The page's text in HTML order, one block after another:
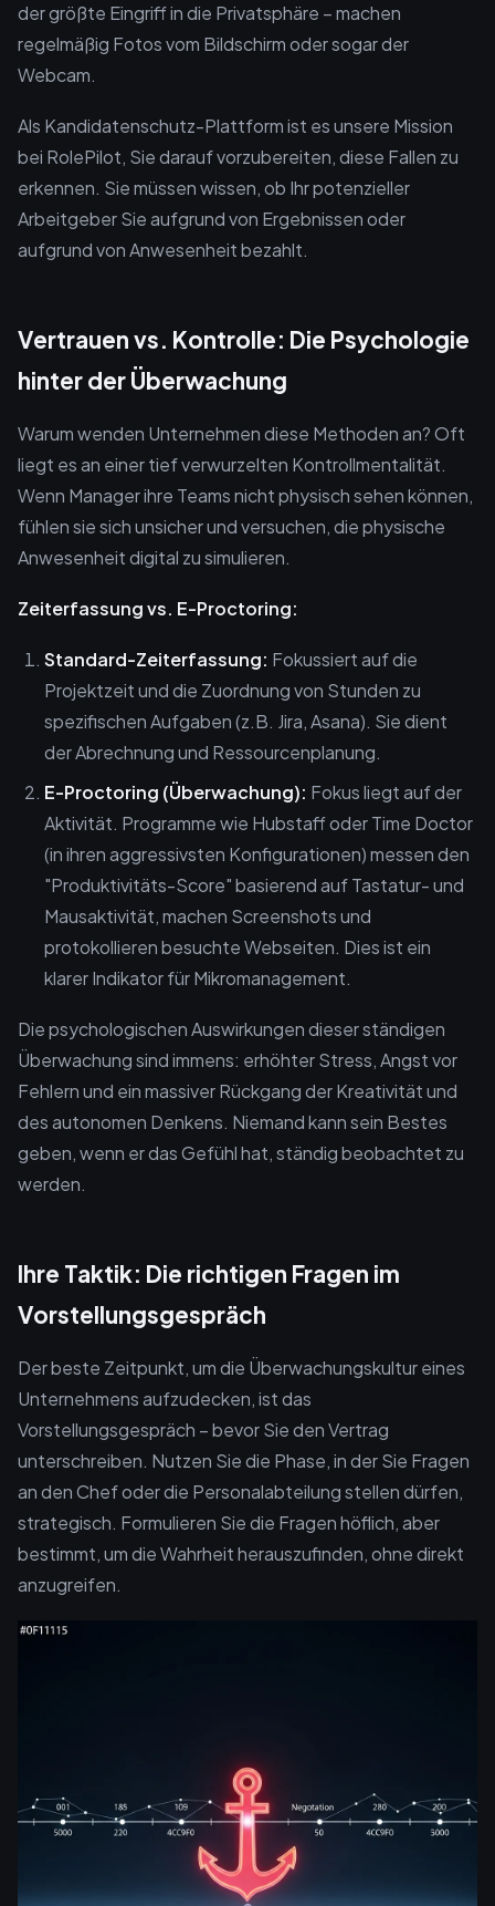
der größte Eingriff in die Privatsphäre – machen
regelmäßig Fotos vom Bildschirm oder sogar der
Webcam.
Als Kandidatenschutz-Plattform ist es unsere Mission
bei RolePilot, Sie darauf vorzubereiten, diese Fallen zu
erkennen. Sie müssen wissen, ob Ihr potenzieller
Arbeitgeber Sie aufgrund von Ergebnissen oder
aufgrund von Anwesenheit bezahlt.
Vertrauen vs. Kontrolle: Die Psychologie
hinter der Überwachung
Warum wenden Unternehmen diese Methoden an? Oft
liegt es an einer tief verwurzelten Kontrollmentalität.
Wenn Manager ihre Teams nicht physisch sehen können,
fühlen sie sich unsicher und versuchen, die physische
Anwesenheit digital zu simulieren.
Zeiterfassung vs. E-Proctoring:
Standard-Zeiterfassung: Fokussiert auf die
Projektzeit und die Zuordnung von Stunden zu
spezifischen Aufgaben (z.B. Jira, Asana). Sie dient
der Abrechnung und Ressourcenplanung.
E-Proctoring (Überwachung): Fokus liegt auf der
Aktivität. Programme wie Hubstaff oder Time Doctor
(in ihren aggressivsten Konfigurationen) messen den
"Produktivitäts-Score" basierend auf Tastatur- und
Mausaktivität, machen Screenshots und
protokollieren besuchte Webseiten. Dies ist ein
klarer Indikator für Mikromanagement.
Die psychologischen Auswirkungen dieser ständigen
Überwachung sind immens: erhöhter Stress, Angst vor
Fehlern und ein massiver Rückgang der Kreativität und
des autonomen Denkens. Niemand kann sein Bestes
geben, wenn er das Gefühl hat, ständig beobachtet zu
werden.
Ihre Taktik: Die richtigen Fragen im
Vorstellungsgespräch
Der beste Zeitpunkt, um die Überwachungskultur eines
Unternehmens aufzudecken, ist das
Vorstellungsgespräch – bevor Sie den Vertrag
unterschreiben. Nutzen Sie die Phase, in der Sie Fragen
an den Chef oder die Personalabteilung stellen dürfen,
strategisch. Formulieren Sie die Fragen höflich, aber
bestimmt, um die Wahrheit herauszufinden, ohne direkt
anzugreifen.